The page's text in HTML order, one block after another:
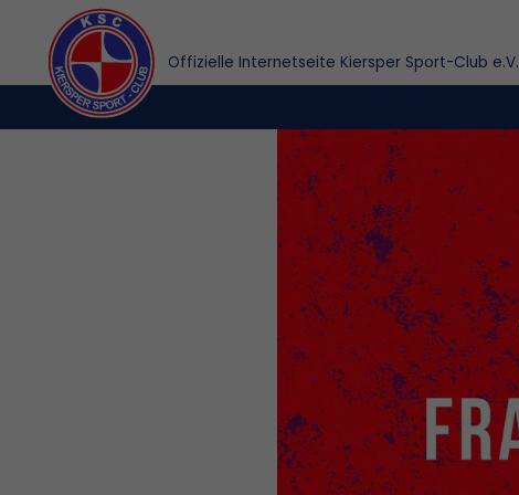
Offizielle Internetseite Kiersper Sport-Club e.V.